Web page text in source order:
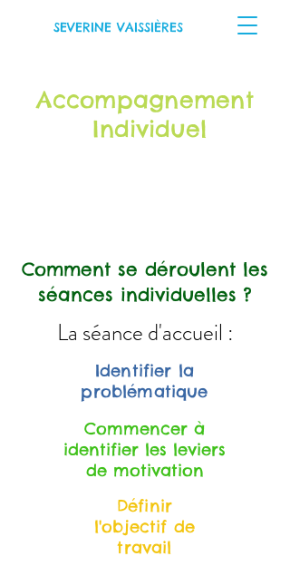
SEVERINE VAISSIÈRES
Accompagnement
Individuel
Comment se déroulent les
séances individuelles ?​​
La séance d'accueil :
Identifier la
problématique
Commencer à
identifier les leviers
de motivation
Définir
l'objectif de
travail